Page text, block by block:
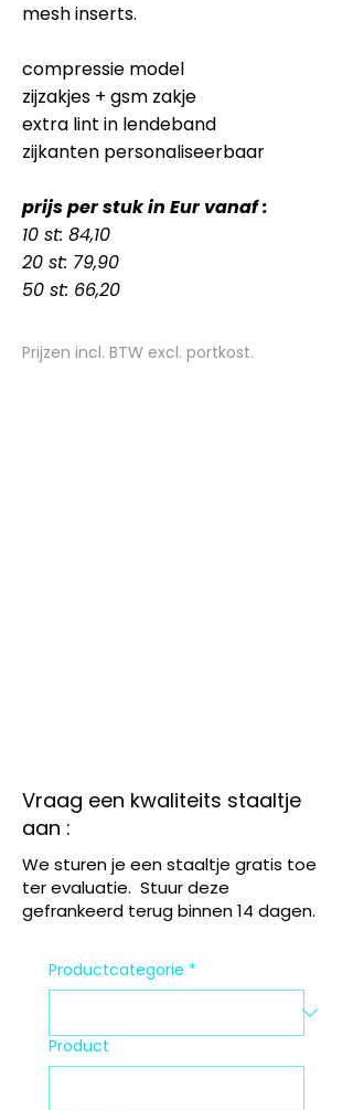
mesh inserts.
compressie model
zijzakjes + gsm zakje
extra lint in lendeband
zijkanten personaliseerbaar
prijs per stuk in Eur vanaf :
10 st: 84,10
20 st: 79,90
50 st: 66,20
Prijzen incl. BTW excl. portkost.
Vraag een kwaliteits staaltje
aan :
We sturen je een staaltje gratis toe
ter evaluatie. Stuur deze
gefrankeerd terug binnen 14 dagen.
Productcategorie *
Product